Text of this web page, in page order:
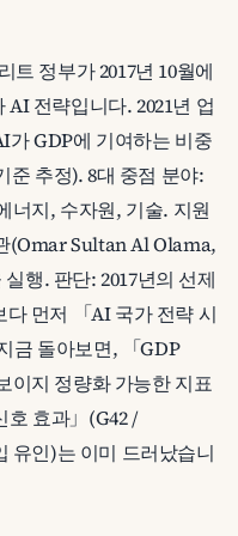
트 정부가 2017년 10월에
전략입니다. 2021년 업
가 GDP에 기여하는 비중
준 추정). 8대 중점 분야:
너지, 수자원, 기술. 지원
(Omar Sultan Al Olama,
행. 판단: 2017년의 선제
다 먼저 「AI 국가 전략 시
금 돌아보면, 「GDP
이지 정량화 가능한 지표
호 효과」(G42 /
유인)는 이미 드러났습니